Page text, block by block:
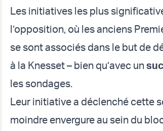
Les initiatives les plus
l’opposition, où les anciens
se sont associés dans le but de
à la Knesset – bien qu’avec un
les sondages.
Leur initiative a déclenché cette
moindre envergure au sein du